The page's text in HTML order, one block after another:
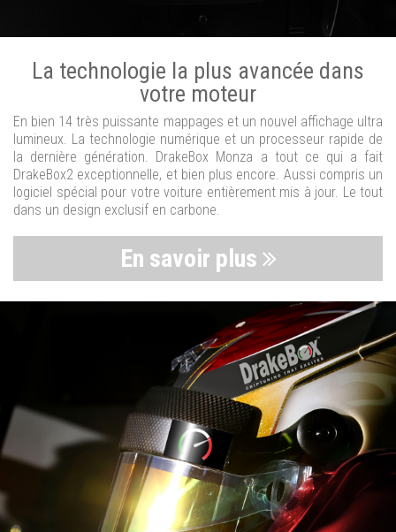
La technologie la plus avancée dans
votre moteur
En bien 14 très puissante mappages et un nouvel affichage ultra
lumineux. La technologie numérique et un processeur rapide de
la dernière génération. DrakeBox Monza a tout ce qui a fait
DrakeBox2 exceptionnelle, et bien plus encore. Aussi compris un
logiciel spécial pour votre voiture entièrement mis à jour. Le tout
dans un design exclusif en carbone.
En savoir plus